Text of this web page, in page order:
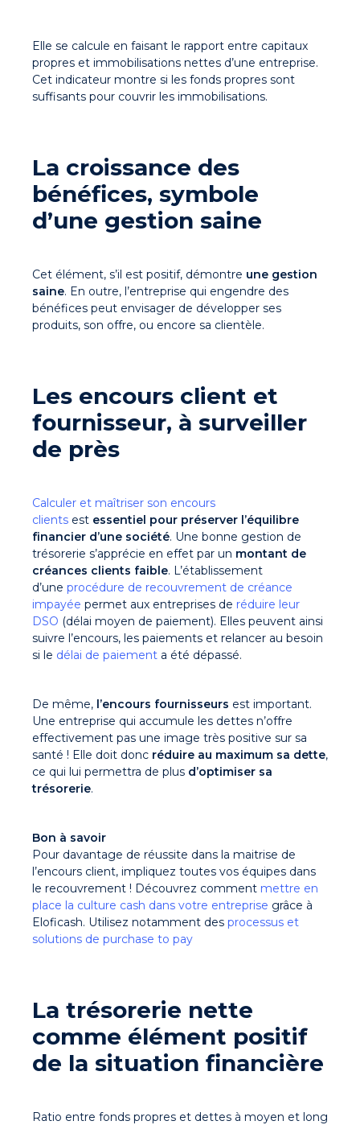
Elle se calcule en faisant le rapport entre capitaux
propres et immobilisations nettes d’une entreprise.
Cet indicateur montre si les fonds propres sont
suffisants pour couvrir les immobilisations.
La croissance des
bénéfices, symbole
d’une gestion saine
Cet élément, s’il est positif, démontre une gestion
saine. En outre, l’entreprise qui engendre des
bénéfices peut envisager de développer ses
produits, son offre, ou encore sa clientèle.
Les encours client et
fournisseur, à surveiller
de près
Calculer et maîtriser son encours
clients est essentiel pour préserver l’équilibre
financier d’une société. Une bonne gestion de
trésorerie s’apprécie en effet par un montant de
créances clients faible. L’établissement
d’une procédure de recouvrement de créance
impayée permet aux entreprises de réduire leur
DSO (délai moyen de paiement). Elles peuvent ainsi
suivre l’encours, les paiements et relancer au besoin
si le délai de paiement a été dépassé.
De même, l’encours fournisseurs est important.
Une entreprise qui accumule les dettes n’offre
effectivement pas une image très positive sur sa
santé ! Elle doit donc réduire au maximum sa dette,
ce qui lui permettra de plus d’optimiser sa
trésorerie.
Bon à savoir
Pour davantage de réussite dans la maitrise de
l’encours client, impliquez toutes vos équipes dans
le recouvrement ! Découvrez comment mettre en
place la culture cash dans votre entreprise grâce à
Eloficash. Utilisez notamment des processus et
solutions de purchase to pay
La trésorerie nette
comme élément positif
de la situation financière
Ratio entre fonds propres et dettes à moyen et long